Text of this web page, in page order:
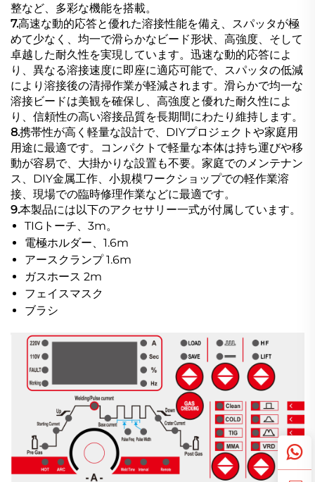
整など、多彩な機能を搭載。
7.高速な動的応答と優れた溶接性能を備え、スパッタが極
めて少なく、均一で滑らかなビード形状、高強度、そして
卓越した耐久性を実現しています。迅速な動的応答によ
り、異なる溶接速度に即座に適応可能で、スパッタの低減
により溶接後の清掃作業が軽減されます。滑らかで均一な
溶接ビードは美観を確保し、高強度と優れた耐久性によ
り、信頼性の高い溶接品質を長期間にわたり維持します。
8.携帯性が高く軽量な設計で、DIYプロジェクトや家庭用
用途に最適です。コンパクトで軽量な本体は持ち運びや移
動が容易で、大掛かりな設置も不要。家庭でのメンテナン
ス、DIY金属工作、小規模ワークショップでの軽作業溶
接、現場での臨時修理作業などに最適です。
9.本製品には以下のアクセサリー一式が付属しています。
TIGトーチ、3m。
電極ホルダー、1.6m
アースクランプ 1.6m
ガスホース 2m
フェイスマスク
ブラシ